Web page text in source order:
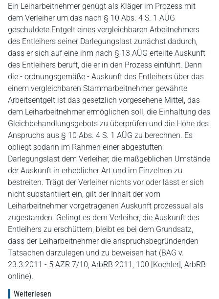
Ein Leiharbeitnehmer genügt als Kläger im Prozess mit
dem Verleiher um das nach § 10 Abs. 4 S. 1 AÜG
geschuldete Entgelt eines vergleichbaren Arbeitnehmers
des Entleihers seiner Darlegungslast zunächst dadurch,
dass er sich auf eine ihm nach § 13 AÜG erteilte Auskunft
des Entleihers beruft, die er in den Prozess einführt. Denn
die - ordnungsgemäße - Auskunft des Entleihers über das
einem vergleichbaren Stammarbeitnehmer gewährte
Arbeitsentgelt ist das gesetzlich vorgesehene Mittel, das
dem Leiharbeitnehmer ermöglichen soll, die Einhaltung des
Gleichbehandlungsgebots zu überprüfen und die Höhe des
Anspruchs aus § 10 Abs. 4 S. 1 AÜG zu berechnen. Es
obliegt sodann im Rahmen einer abgestuften
Darlegungslast dem Verleiher, die maßgeblichen Umstände
der Auskunft in erheblicher Art und im Einzelnen zu
bestreiten. Trägt der Verleiher nichts vor oder lässt er sich
nicht substantiiert ein, gilt der Inhalt der vom
Leiharbeitnehmer vorgetragenen Auskunft prozessual als
zugestanden. Gelingt es dem Verleiher, die Auskunft des
Entleihers zu erschüttern, bleibt es bei dem Grundsatz,
dass der Leiharbeitnehmer die anspruchsbegründenden
Tatsachen darzulegen und zu beweisen hat (BAG v.
23.3.2011 - 5 AZR 7/10, ArbRB 2011, 100 [Koehler], ArbRB
online).
Weiterlesen